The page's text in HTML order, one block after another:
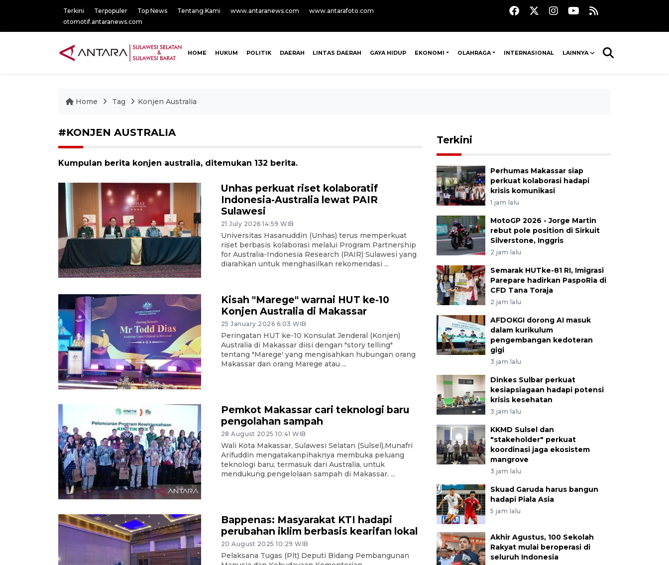
Terkini Terpopuler Top News Tentang Kami www.antaranews.com
www.antarafoto.com
otomotif.antaranews.com
HOME HUKUM POLITIK DAERAH LINTAS DAERAH GAYA HIDUP EKONOMI OLAHRAGA INTERNASIONAL LAINNYA
Home Tag Konjen Australia
#KONJEN AUSTRALIA
Kumpulan berita konjen australia, ditemukan 132 berita.
Unhas perkuat riset kolaboratif
Indonesia-Australia lewat PAIR
Sulawesi
21 July 2026 14:59 WIB
Universitas Hasanuddin (Unhas) terus memperkuat
riset berbasis kolaborasi melalui Program Partnership
for Australia-Indonesia Research (PAIR) Sulawesi yang
diarahkan untuk menghasilkan rekomendasi ...
Kisah "Marege" warnai HUT ke-10
Konjen Australia di Makassar
25 January 2026 6:03 WIB
Peringatan HUT ke-10 Konsulat Jenderal (Konjen)
Australia di Makassar diisi dengan "story telling"
tentang "Marege' yang mengisahkan hubungan orang
Makassar dan orang Marege atau ...
Pemkot Makassar cari teknologi baru
pengolahan sampah
28 August 2025 10:41 WIB
Wali Kota Makassar, Sulawesi Selatan (Sulsel),Munafri
Arifuddin mengatakanpihaknya membuka peluang
teknologi baru, termasuk dari Australia, untuk
mendukung pengelolaan sampah di Makassar. ...
Bappenas: Masyarakat KTI hadapi
perubahan iklim berbasis kearifan lokal
20 August 2025 10:29 WIB
Pelaksana Tugas (Plt) Deputi Bidang Pembangunan
Terkini
Perhumas Makassar siap
perkuat kolaborasi hadapi
krisis komunikasi
1 jam lalu
MotoGP 2026 - Jorge Martin
rebut pole position di Sirkuit
Silverstone, Inggris
2 jam lalu
Semarak HUTke-81 RI, Imigrasi
Parepare hadirkan PaspoRia di
CFD Tana Toraja
2 jam lalu
AFDOKGI dorong AI masuk
dalam kurikulum
pengembangan kedoteran
gigi
3 jam lalu
Dinkes Sulbar perkuat
kesiapsiagaan hadapi potensi
krisis kesehatan
3 jam lalu
KKMD Sulsel dan
"stakeholder" perkuat
koordinasi jaga ekosistem
mangrove
3 jam lalu
Skuad Garuda harus bangun
hadapi Piala Asia
5 jam lalu
Akhir Agustus, 100 Sekolah
Rakyat mulai beroperasi di
seluruh Indonesia